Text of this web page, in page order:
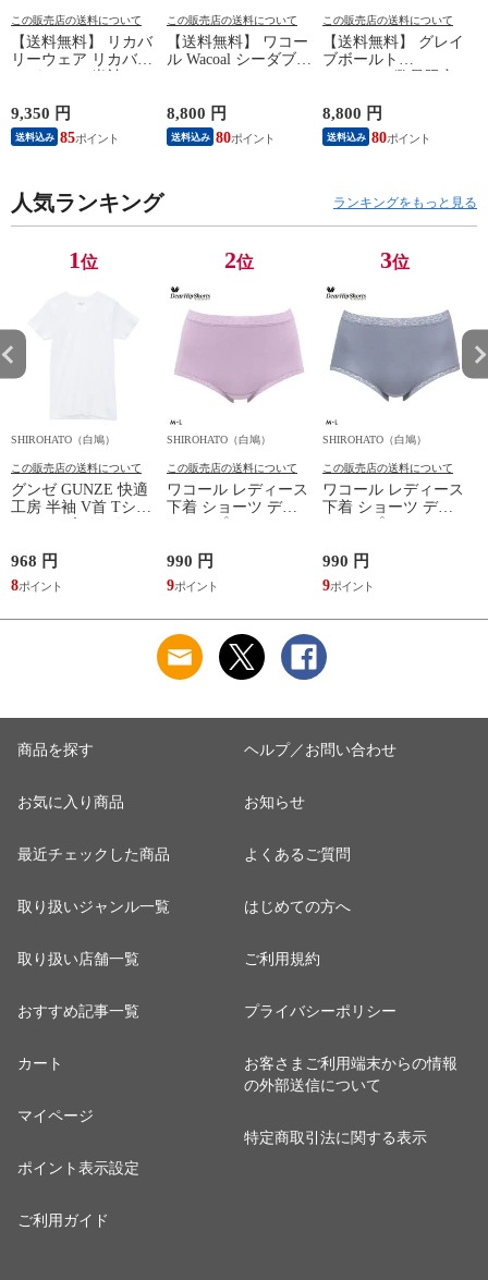
この販売店の送料について
【送料無料】 リカバ
リーウェア リカバリ
ームウェア パジャマ
リカバリーケア 7分
丈パンツ 疲労回復
9,350 円
送料込み 85
この販売店の送料について
【送料無料】 ワコー
ル Wacoal シーダブリ
JYURYU 柔流 ジュウ
リュウ メンズ トッ
プ SML ハイネック
8,800 円
送料込み 80
この販売店の送料について
【送料無料】 グレイ
ブボールト
サーパンツ おまかせ
3P 福袋 ショート ロ
ーライズ 3枚セット
8,800 円
送料込み 80
人気ランキング ランキングをもっと見る
1位
SHIROHATO（白鳩）
この販売店の送料について
グンゼ GUNZE 快適
工房 半袖 V首 Tシャ
本製 抗菌防臭
968 円
8
2位
SHIROHATO（白鳩）
この販売店の送料について
ワコール レディース
下着 ショーツ ディ
スタンダード ノーマ
ルショーツ ML
Wacoal
990 円
9
3位
SHIROHATO（白鳩）
この販売店の送料について
ワコール レディース
下着 ショーツ ディ
スタンダード ノーマ
ルショーツ ML
Wacoal
990 円
9
商品を探す
お気に入り商品
最近チェックした商品
取り扱いジャンル一覧
取り扱い店舗一覧
おすすめ記事一覧
カート
マイページ
ポイント表示設定
ご利用ガイド
ヘルプ／お問い合わせ
お知らせ
よくあるご質問
はじめての方へ
ご利用規約
プライバシーポリシー
お客さまご利用端末からの情報
の外部送信について
特定商取引法に関する表示